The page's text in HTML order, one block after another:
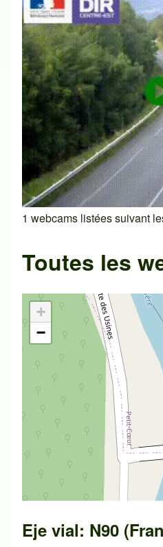
1 webcams listées suivant
Toutes les
+
−
Eje vial: N90